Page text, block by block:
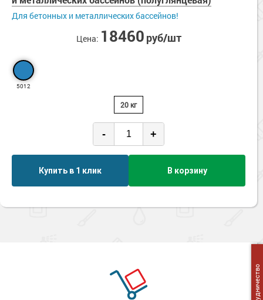
Сопутствующие товары
Морозостойкие краски для металла
Сопутствующие товары
Для бетонных и металлических бассейнов!
Цена: 18460 руб/шт
5012
20 кг
- +
Купить в 1 клик В корзину
Сотрудничество